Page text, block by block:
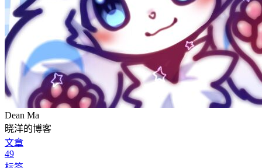
Dean Ma
晓洋的博客
文章
49